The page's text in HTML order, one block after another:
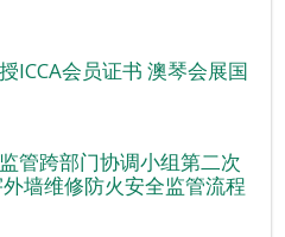
ICCA会员证书 澳琴会展国
管跨部门协调小组第二次
墙维修防火安全监管流程